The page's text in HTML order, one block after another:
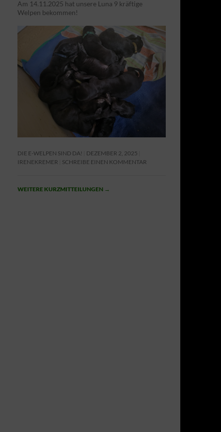
Am 14.11.2025 hat unsere Luna 9 kräftige
Welpen bekommen!
DIE E-WELPEN SIND DA!
DEZEMBER 2, 2025
IRENEKREMER
SCHREIBE EINEN KOMMENTAR
WEITERE KURZMITTEILUNGEN →